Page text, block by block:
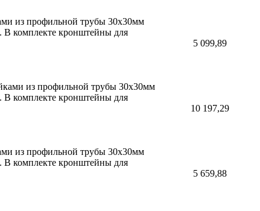
из профильной трубы 30х30мм
В комплекте кронштейны для
5 099,89
из профильной трубы 30х30мм
В комплекте кронштейны для
10 197,29
из профильной трубы 30х30мм
В комплекте кронштейны для
5 659,88